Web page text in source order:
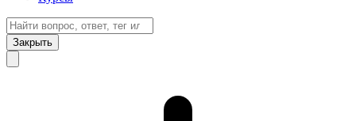
Закрыть